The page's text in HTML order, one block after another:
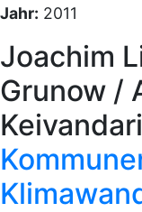
Jahr: 2011
Joachim
Grunow /